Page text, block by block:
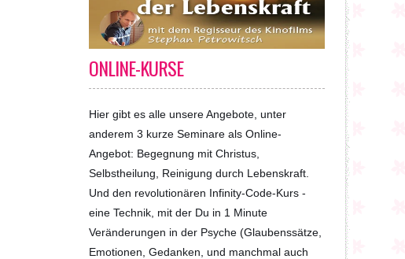
ONLINE-KURSE
Hier gibt es alle unsere Angebote, unter
anderem 3 kurze Seminare als Online-
Angebot: Begegnung mit Christus,
Selbstheilung, Reinigung durch Lebenskraft.
Und den revolutionären Infinity-Code-Kurs -
eine Technik, mit der Du in 1 Minute
Veränderungen in der Psyche (Glaubenssätze,
Emotionen, Gedanken, und manchmal auch